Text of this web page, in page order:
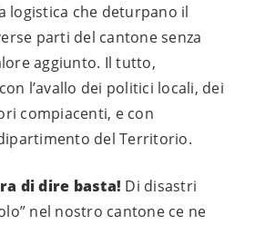
logistica che deturpano il
parti del cantone senza
aggiunto. Il tutto,
l’avallo dei politici locali, dei
compiacenti, e con
del Territorio.
di dire basta! Di disastri
nel nostro cantone ce ne